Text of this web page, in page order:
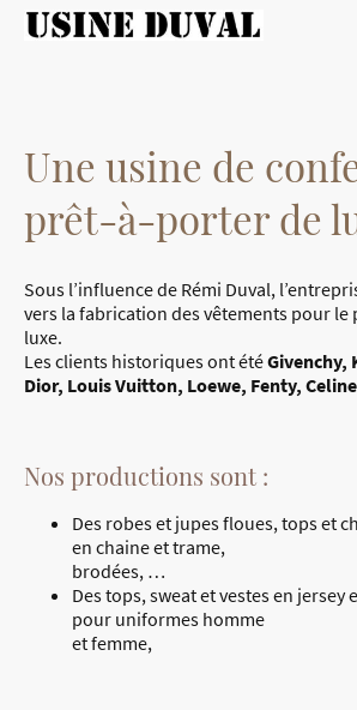
Une usine de
prêt-à-porter de
Sous l’influence de Rémi Duval,
vers la fabrication des vêtements pour
luxe.
Les clients historiques ont étéGivenchy,
Dior, Louis Vuitton, Loewe, Fenty,
Nos productions sont :
Des robes et jupes floues, tops et
en chaine et trame,
brodées, …
Des tops, sweat et vestes en
pour uniformes homme
et femme,